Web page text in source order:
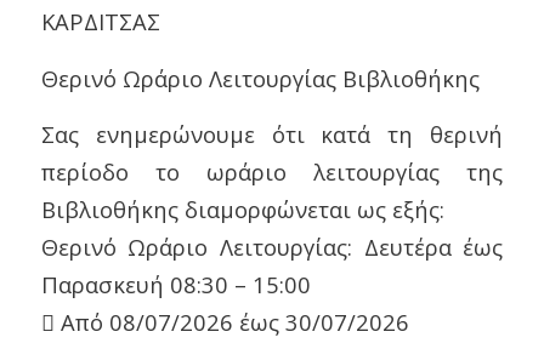
ΚΑΡΔΙΤΣΑΣ
Θερινό Ωράριο Λειτουργίας Βιβλιοθήκης
Σας ενημερώνουμε ότι κατά τη θερινή
περίοδο το ωράριο λειτουργίας της
Βιβλιοθήκης διαμορφώνεται ως εξής:
Θερινό Ωράριο Λειτουργίας: Δευτέρα έως
Παρασκευή 08:30 – 15:00
 Από 08/07/2026 έως 30/07/2026